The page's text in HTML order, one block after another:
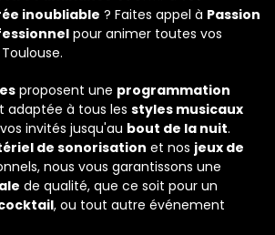
inoubliable ? Faites appel à Passion
pour animer toutes vos
proposent une programmation
adaptée à tous les styles musicaux
vos invités jusqu'au bout de la nuit.
de sonorisation et nos jeux de
nous vous garantissons une
de qualité, que ce soit pour un
, ou tout autre événement